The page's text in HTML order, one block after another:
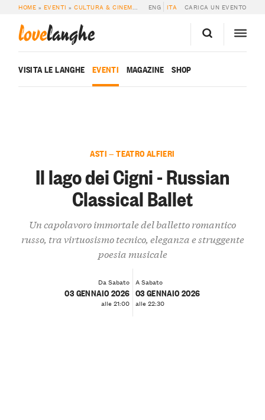
HOME » EVENTI »CULTURA & CINEMA » IL LAGO DEI CIGNI – RUSSIAN
ENG ITA CARICA UN EVENTO
lovelanghe
VISITA LE LANGHE EVENTI MAGAZINE SHOP
ASTI — TEATRO ALFIERI
Il lago dei Cigni - Russian
Classical Ballet
Un capolavoro immortale del balletto romantico
russo, tra virtuosismo tecnico, eleganza e struggente
poesia musicale
Da Sabato
03 GENNAIO 2026
alle 21:00
A Sabato
03 GENNAIO 2026
alle 22:30